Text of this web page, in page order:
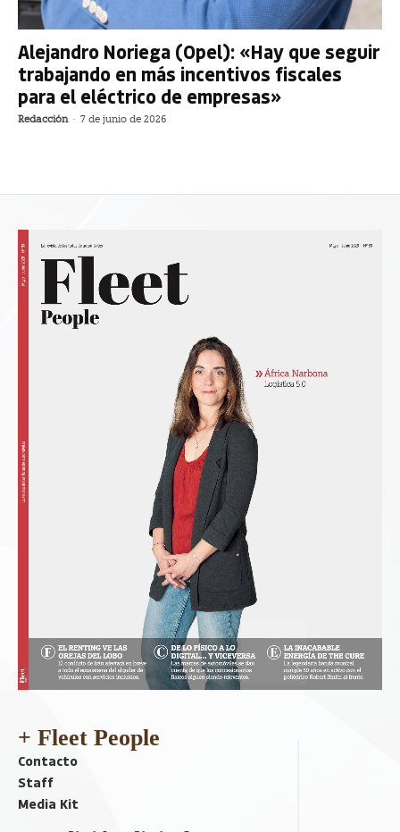
Alejandro Noriega (Opel): «Hay que seguir
trabajando en más incentivos fiscales
para el eléctrico de empresas»
Redacción - 7 de junio de 2026
+ Fleet People
Contacto
Staff
Media Kit